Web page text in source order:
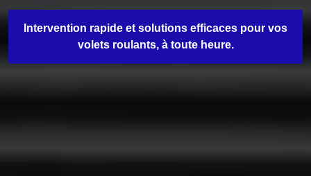
Intervention rapide et solutions efficaces pour vos
volets roulants, à toute heure.